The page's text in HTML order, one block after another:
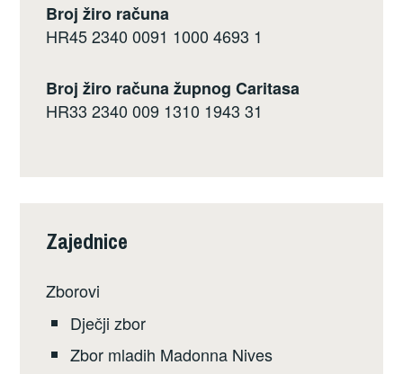
Broj žiro računa
HR45 2340 0091 1000 4693 1
Broj žiro računa župnog Caritasa
HR33 2340 009 1310 1943 31
Zajednice
Zborovi
Dječji zbor
Zbor mladih Madonna Nives